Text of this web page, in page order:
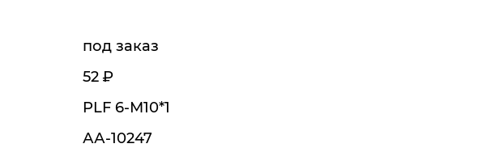
под заказ
52 Р
PLF 6-М10*1
АА-10247